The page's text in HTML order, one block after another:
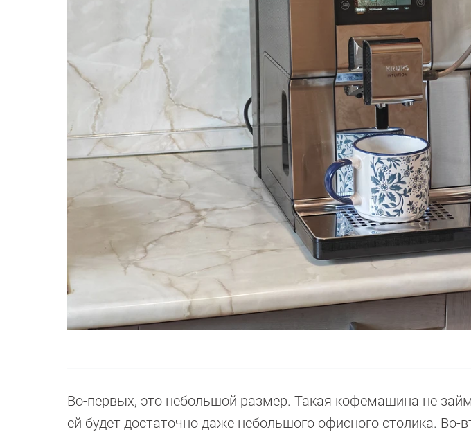
Во-первых, это небольшой размер. Такая кофемашина не
ей будет достаточно даже небольшого офисного столика. Во-